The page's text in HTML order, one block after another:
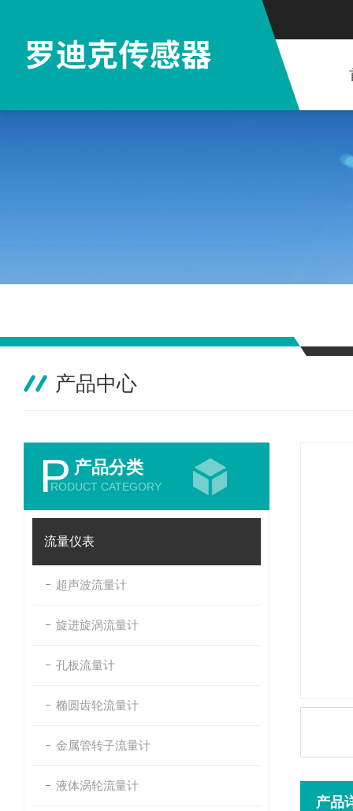
产品中心
P 产品分类
RODUCT CATEGORY
流量仪表
超声波流量计
旋进旋涡流量计
孔板流量计
椭圆齿轮流量计
金属管转子流量计
液体涡轮流量计
产品